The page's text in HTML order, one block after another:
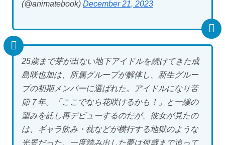
(@animatebook) December 21, 2023
25歳まで芽が出ない地下アイドルを続けてきた成
島咲也加は、所属グループが解体し、新生グルー
プの初期メンバーに選ばれた。アイドルになり苦
節７年。「ここでなら花咲けるかも！」と一縷の
望みを託し再デビューするのだが、彼女が見たの
は、ギャラ飲み・枕などが横行する地獄のような
光景だった。一度踏み出した夢は何歳まで追って